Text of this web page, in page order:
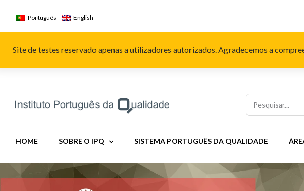
Português English
Site de testes reservado apenas a utilizadores autorizados. Agradecemos a
Pesquisar
HOME SOBRE O IPQ SISTEMA PORTUGUÊS DA QUALIDADE